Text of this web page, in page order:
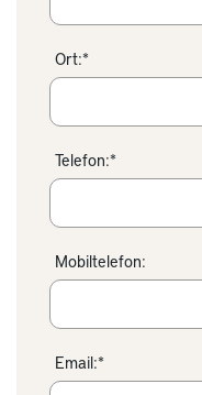
Ort:*
Telefon:*
Mobiltelefon:
Email:*